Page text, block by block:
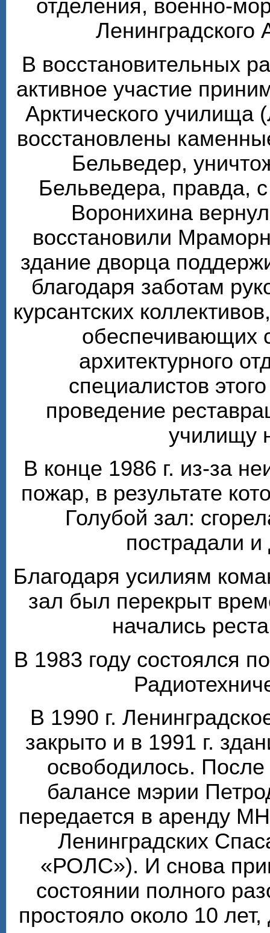
отделения, военно-
Ленинградского
В восстановительных
активное участие
Арктического
восстановлены
Бельведер,
Бельведера, правда,
Воронихина
восстановили
здание дворца
благодаря заботам
курсантских
обеспечивающих
архитектурного
специалистов
проведение
училищу
В конце 1986 г. из-за
пожар, в результате
Голубой зал:
пострадали
Благодаря усилиям
зал был перекрыт
начались
В 1983 году состоялся
В 1990 г.
закрыто и в 1991 г.
освободилось. После
балансе мэрии
передается в аренду
Ленинградских
«РОЛС»). И снова
состоянии полного
простояло около 10